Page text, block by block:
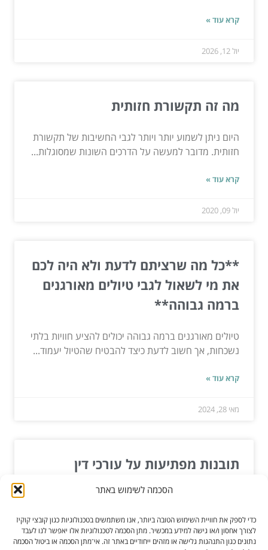
הסכמה לשימוש באתר
כדי לספק את חוויית השימוש הטובה ביותר, אנו משתמשים בטכנולוגיות כגון קובצי קוקיז
לצורך אחסון ו/או גישה למידע במכשיר. מתן הסכמה לטכנולוגיות אלו יאפשר לנו לעבד
נתונים כגון התנהגות גלישה או מזהים ייחודיים באתר זה. אי־מתן הסכמה או ביטול הסכמה
קרא עוד »
יול 12, 2026
מה זה תקשורת חזותית
היום ניתן לשמוע יותר ויותר לגבי החשיבות של תקשורת
חזותית. מדובר למעשה על הדרכים השונות שמסוגלות...
קרא עוד »
יול 09, 2020
**כל מה שרציתם לדעת ולא היה לכם
את מי לשאול לגבי טיולים מאורגנים
ברמה גבוהה**
טיולים מאורגנים ברמה גבוהה יכולים להציע חוויות בלתי
נשכחות, אך חשוב לדעת כיצד להבטיח שהטיול יעמוד...
קרא עוד »
מאי 28, 2024
תובנות מפתיעות על עורכי דין
חקר עולם הנדל"ן יכול לעתים קרובות להוביל אותך
למבוך של חוקיות וניירת. כאן נכנסים לתמונה עורכי דין...